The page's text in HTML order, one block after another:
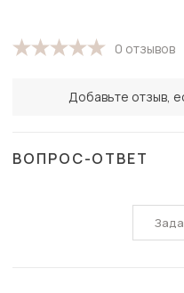
0 отзывов
Добавьте отзыв,
ВОПРОС-ОТВЕТ